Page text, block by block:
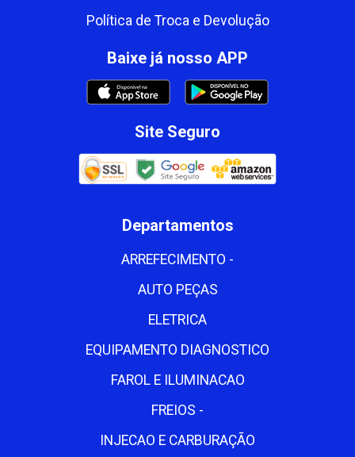
Política de Troca e Devolução
Baixe já nosso APP
Site Seguro
Departamentos
ARREFECIMENTO -
AUTO PEÇAS
ELETRICA
EQUIPAMENTO DIAGNOSTICO
FAROL E ILUMINACAO
FREIOS -
INJECAO E CARBURAÇÃO